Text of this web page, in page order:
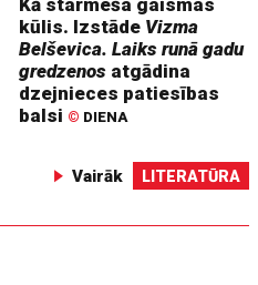
kūlis. Izstāde Vizma
Belševica. Laiks runā gadu
gredzenos atgādina
dzejnieces patiesības
balsi © DIENA
Vairāk LITERATŪRA